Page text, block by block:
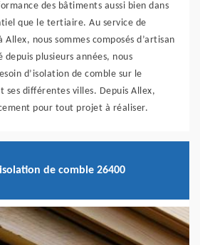
des bâtiments aussi bien dans
que le tertiaire. Au service de
Allex, nous sommes composés d’artisan
plusieurs années, nous
d’isolation de comble sur le
ses différentes villes. Depuis Allex,
pour tout projet à réaliser.
de comble 26400